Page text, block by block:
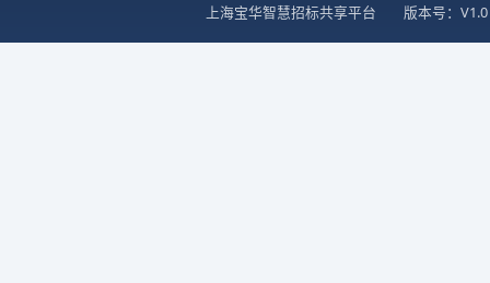
上海宝华智慧招标共享平台
版本号：V1.0